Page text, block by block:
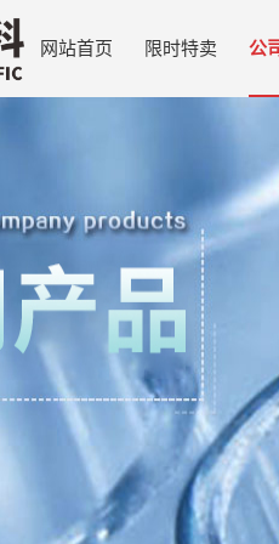
网站首页 限时特卖 公